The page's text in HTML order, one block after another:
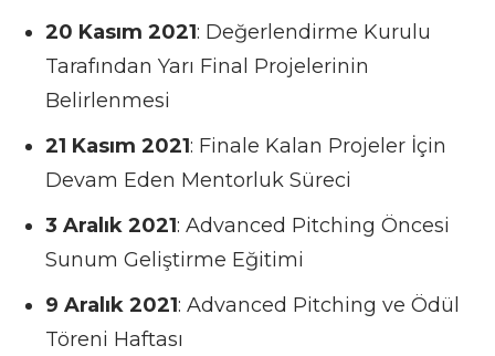
20 Kasım 2021: Değerlendirme Kurulu
Tarafından Yarı Final Projelerinin
Belirlenmesi
21 Kasım 2021: Finale Kalan Projeler İçin
Devam Eden Mentorluk Süreci
3 Aralık 2021: Advanced Pitching Öncesi
Sunum Geliştirme Eğitimi
9 Aralık 2021: Advanced Pitching ve Ödül
Töreni Haftası